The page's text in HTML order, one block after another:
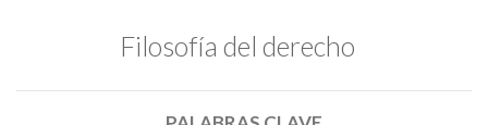
Filosofía del derecho